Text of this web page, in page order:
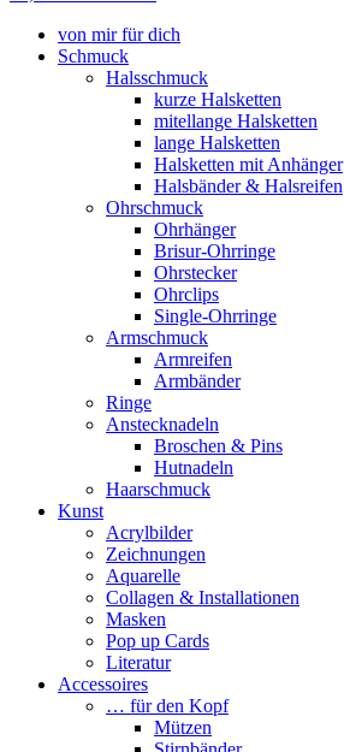
von mir für dich
Schmuck
Halsschmuck
kurze Halsketten
mitellange Halsketten
lange Halsketten
Halsketten mit Anhänger
Halsbänder & Halsreifen
Ohrschmuck
Ohrhänger
Brisur-Ohrringe
Ohrstecker
Ohrclips
Single-Ohrringe
Armschmuck
Armreifen
Armbänder
Ringe
Anstecknadeln
Broschen & Pins
Hutnadeln
Haarschmuck
Kunst
Acrylbilder
Zeichnungen
Aquarelle
Collagen & Installationen
Masken
Pop up Cards
Literatur
Accessoires
… für den Kopf
Mützen